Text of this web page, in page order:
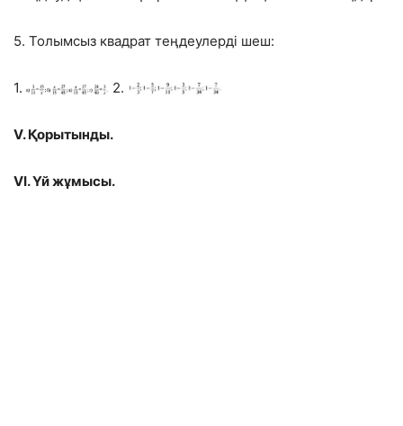
5. Толымсыз квадрат теңдеулерді шеш:
1. 2.
V. Қорытынды.
VІ. Үй жұмысы.